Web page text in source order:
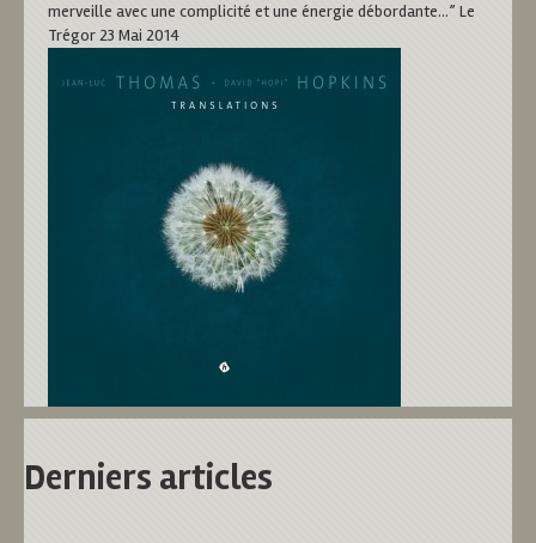
merveille avec une complicité et une énergie débordante…” Le
Trégor 23 Mai 2014
Derniers articles